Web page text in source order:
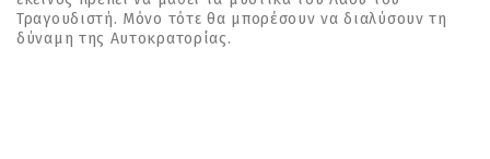
Τραγουδιστή. Μόνο τότε θα μπορέσουν να διαλύσουν τη
δύναμη της Αυτοκρατορίας.